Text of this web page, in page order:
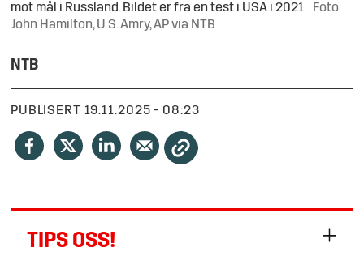
mot mål i Russland. Bildet er fra en test i USA i 2021.
Foto:
John Hamilton, U.S. Amry, AP via NTB
NTB
PUBLISERT 19.11.2025 - 08:23
TIPS OSS!